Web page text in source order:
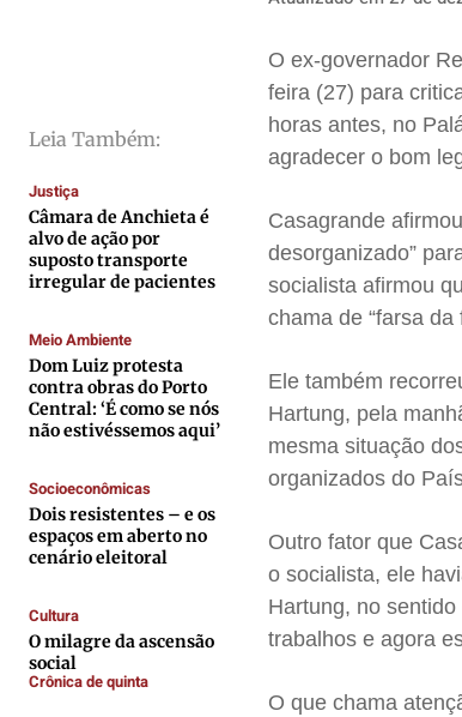
Gustavo Bastos
Jr Mignone (in memorian)
Wanda Sily
Publicidade Legal
Anuncie
Expediente
Contato
Anuncie
Termos de Uso
Privacidade
Gustavo Bastos
Jr Mignone (in memorian)
Wanda Sily
Publicidade Legal
Anuncie
Expediente
Contato
Anuncie
Termos de Uso
Privacidade
Gustavo Bastos
Jr Mignone (in memorian)
Wanda Sily
Publicidade Legal
Anuncie
Expediente
Contato
Anuncie
Termos de Uso
Privacidade
Gustavo Bastos
Jr Mignone (in memorian)
Wanda Sily
Publicidade Legal
Anuncie
Expediente
Contato
Anuncie
Termos de Uso
Privacidade
Leia Também:
Justiça
Câmara de Anchieta é
alvo de ação por
suposto transporte
irregular de pacientes
Meio Ambiente
Dom Luiz protesta
contra obras do Porto
Central: ‘É como se nós
não estivéssemos aqui’
Socioeconômicas
Dois resistentes – e os
espaços em aberto no
cenário eleitoral
Cultura
O milagre da ascensão
social
Crônica de quinta
O ex-governador
feira (27) para
horas antes, no
agradecer o bom
Casagrande
desorganizado”
socialista afirmou
chama de “farsa da
Ele também
Hartung, pela
mesma situação
organizados do
Outro fator que
o socialista, ele
Hartung, no
trabalhos e agora
O que chama